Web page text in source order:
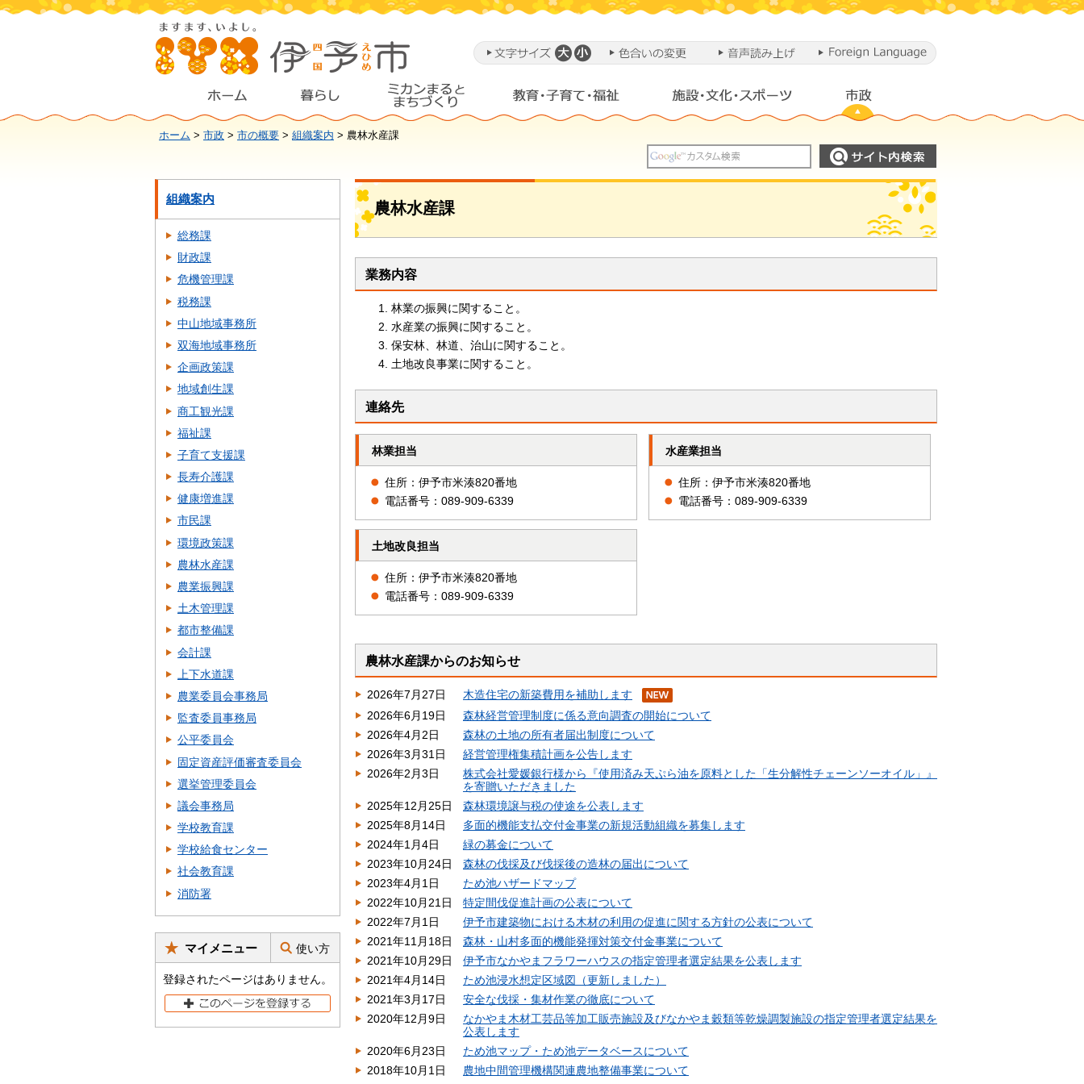
ホーム > 市政 > 市の概要 > 組織案内 > 農林水産課
組織案内
総務課
財政課
危機管理課
税務課
中山地域事務所
双海地域事務所
企画政策課
地域創生課
商工観光課
福祉課
子育て支援課
長寿介護課
健康増進課
市民課
環境政策課
農林水産課
農業振興課
土木管理課
都市整備課
会計課
上下水道課
農業委員会事務局
監査委員事務局
公平委員会
固定資産評価審査委員会
選挙管理委員会
議会事務局
学校教育課
学校給食センター
社会教育課
消防署
マイメニュー 使い方
登録されたページはありません。
農林水産課
業務内容
林業の振興に関すること。
水産業の振興に関すること。
保安林、林道、治山に関すること。
土地改良事業に関すること。
連絡先
林業担当
住所：伊予市米湊820番地
電話番号：089-909-6339
水産業担当
住所：伊予市米湊820番地
電話番号：089-909-6339
土地改良担当
住所：伊予市米湊820番地
電話番号：089-909-6339
農林水産課からのお知らせ
2026年7月27日
木造住宅の新築費用を補助します
2026年6月19日
森林経営管理制度に係る意向調査の開始について
2026年4月2日
森林の土地の所有者届出制度について
2026年3月31日
経営管理権集積計画を公告します
2026年2月3日
株式会社愛媛銀行様から『使用済み天ぷら油を原料とした「生分解性チェーンソーオイル」』
を寄贈いただきました
2025年12月25日
森林環境譲与税の使途を公表します
2025年8月14日
多面的機能支払交付金事業の新規活動組織を募集します
2024年1月4日
緑の募金について
2023年10月24日
森林の伐採及び伐採後の造林の届出について
2023年4月1日
ため池ハザードマップ
2022年10月21日
特定間伐促進計画の公表について
2022年7月1日
伊予市建築物における木材の利用の促進に関する方針の公表について
2021年11月18日
森林・山村多面的機能発揮対策交付金事業について
2021年10月29日
伊予市なかやまフラワーハウスの指定管理者選定結果を公表します
2021年4月14日
ため池浸水想定区域図（更新しました）
2021年3月17日
安全な伐採・集材作業の徹底について
2020年12月9日
なかやま木材工芸品等加工販売施設及びなかやま穀類等乾燥調製施設の指定管理者選定結果を
公表します
2020年6月23日
ため池マップ・ため池データベースについて
2018年10月1日
農地中間管理機構関連農地整備事業について